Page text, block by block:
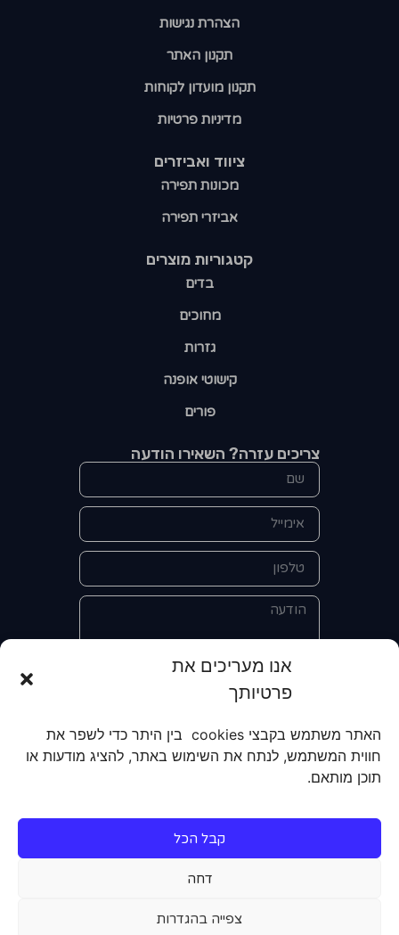
אנו מעריכים את
פרטיותך
האתר משתמש בקבצי cookies בין היתר כדי לשפר את
חווית המשתמש, לנתח את השימוש באתר, להציג מודעות או
תוכן מותאם.
קבל הכל
דחה
צפייה בהגדרות
קטגוריות מוצרים​
בדים
מחוכים
גזרות
קישוטי אופנה
פורים
ציווד ואביזרים
מכונות תפירה
אביזרי תפירה
הצהרת נגישות
תקנון האתר
תקנון מועדון לקוחות
מדיניות פרטיות
צריכים עזרה? השאירו הודעה
אני מאשר/ת את מסירת הפרטים
קבלת מידע על מוצרים, שירותים, מועדון
לקוחות. אני מודע/ת שאוכל לבטל את
הרישום שלי בכל עת ושעל מסירת הפרטים